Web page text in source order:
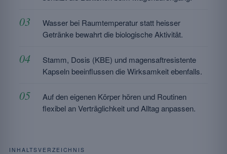
Wasser bei Raumtemperatur statt heisser
Getränke bewahrt die biologische Aktivität.
Stamm, Dosis (KBE) und magensaftresistente
Kapseln beeinflussen die Wirksamkeit ebenfalls.
Auf den eigenen Körper hören und Routinen
flexibel an Verträglichkeit und Alltag anpassen.
INHALTSVERZEICHNIS